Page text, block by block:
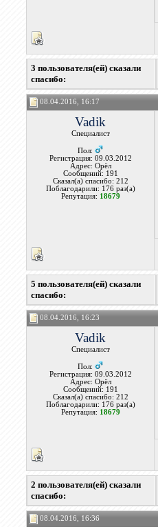
3 пользователя(ей) сказали
cпасибо:
08.04.2016, 16:17
Vadik
Специалист
Пол:
Регистрация: 09.03.2012
Адрес: Орёл
Сообщений: 191
Сказал(а) спасибо: 212
Поблагодарили: 176 раз(а)
Репутация: 18679
5 пользователя(ей) сказали
cпасибо:
08.04.2016, 16:23
Vadik
Специалист
Пол:
Регистрация: 09.03.2012
Адрес: Орёл
Сообщений: 191
Сказал(а) спасибо: 212
Поблагодарили: 176 раз(а)
Репутация: 18679
2 пользователя(ей) сказали
cпасибо:
08.04.2016, 16:36